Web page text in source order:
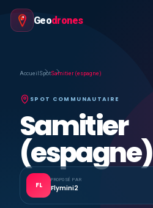
Geodrones
Accueil SpotSamitier (espagne)
SPOT COMMUNAUTAIRE
Samitier
(espagne)
FL
PROPOSÉ PAR
Flymini2